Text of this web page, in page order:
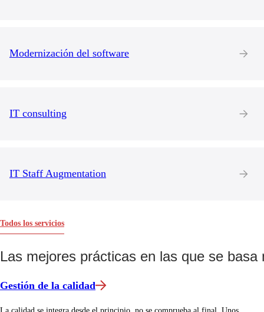
Modernización del software
IT consulting
IT Staff Augmentation
Todos los servicios
Las mejores prácticas en las que se basa
Gestión de la calidad
La calidad se integra desde el principio, no se comprueba al final. Unos